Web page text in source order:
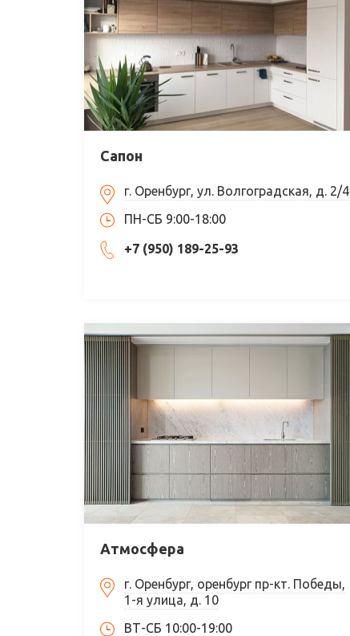
Сапон
г. Оренбург, ул. Волгоградская, д. 2/4
ПН-СБ 9:00-18:00
+7 (950) 189-25-93
Атмосфера
г. Оренбург, оренбург пр-кт. Победы,
1-я улица, д. 10
ВТ-СБ 10:00-19:00